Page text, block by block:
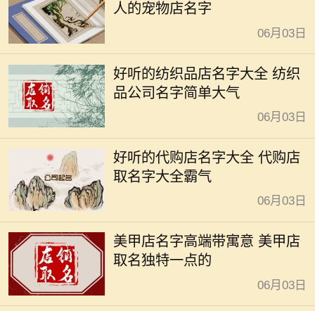
人的宠物店名字
06月03日
好听的纺织品店名字大全 纺织
品公司名字简单大气
06月03日
好听的代购店名字大全 代购店
取名字大全霸气
06月03日
美甲店名字高端带寓意 美甲店
取名独特一点的
06月03日